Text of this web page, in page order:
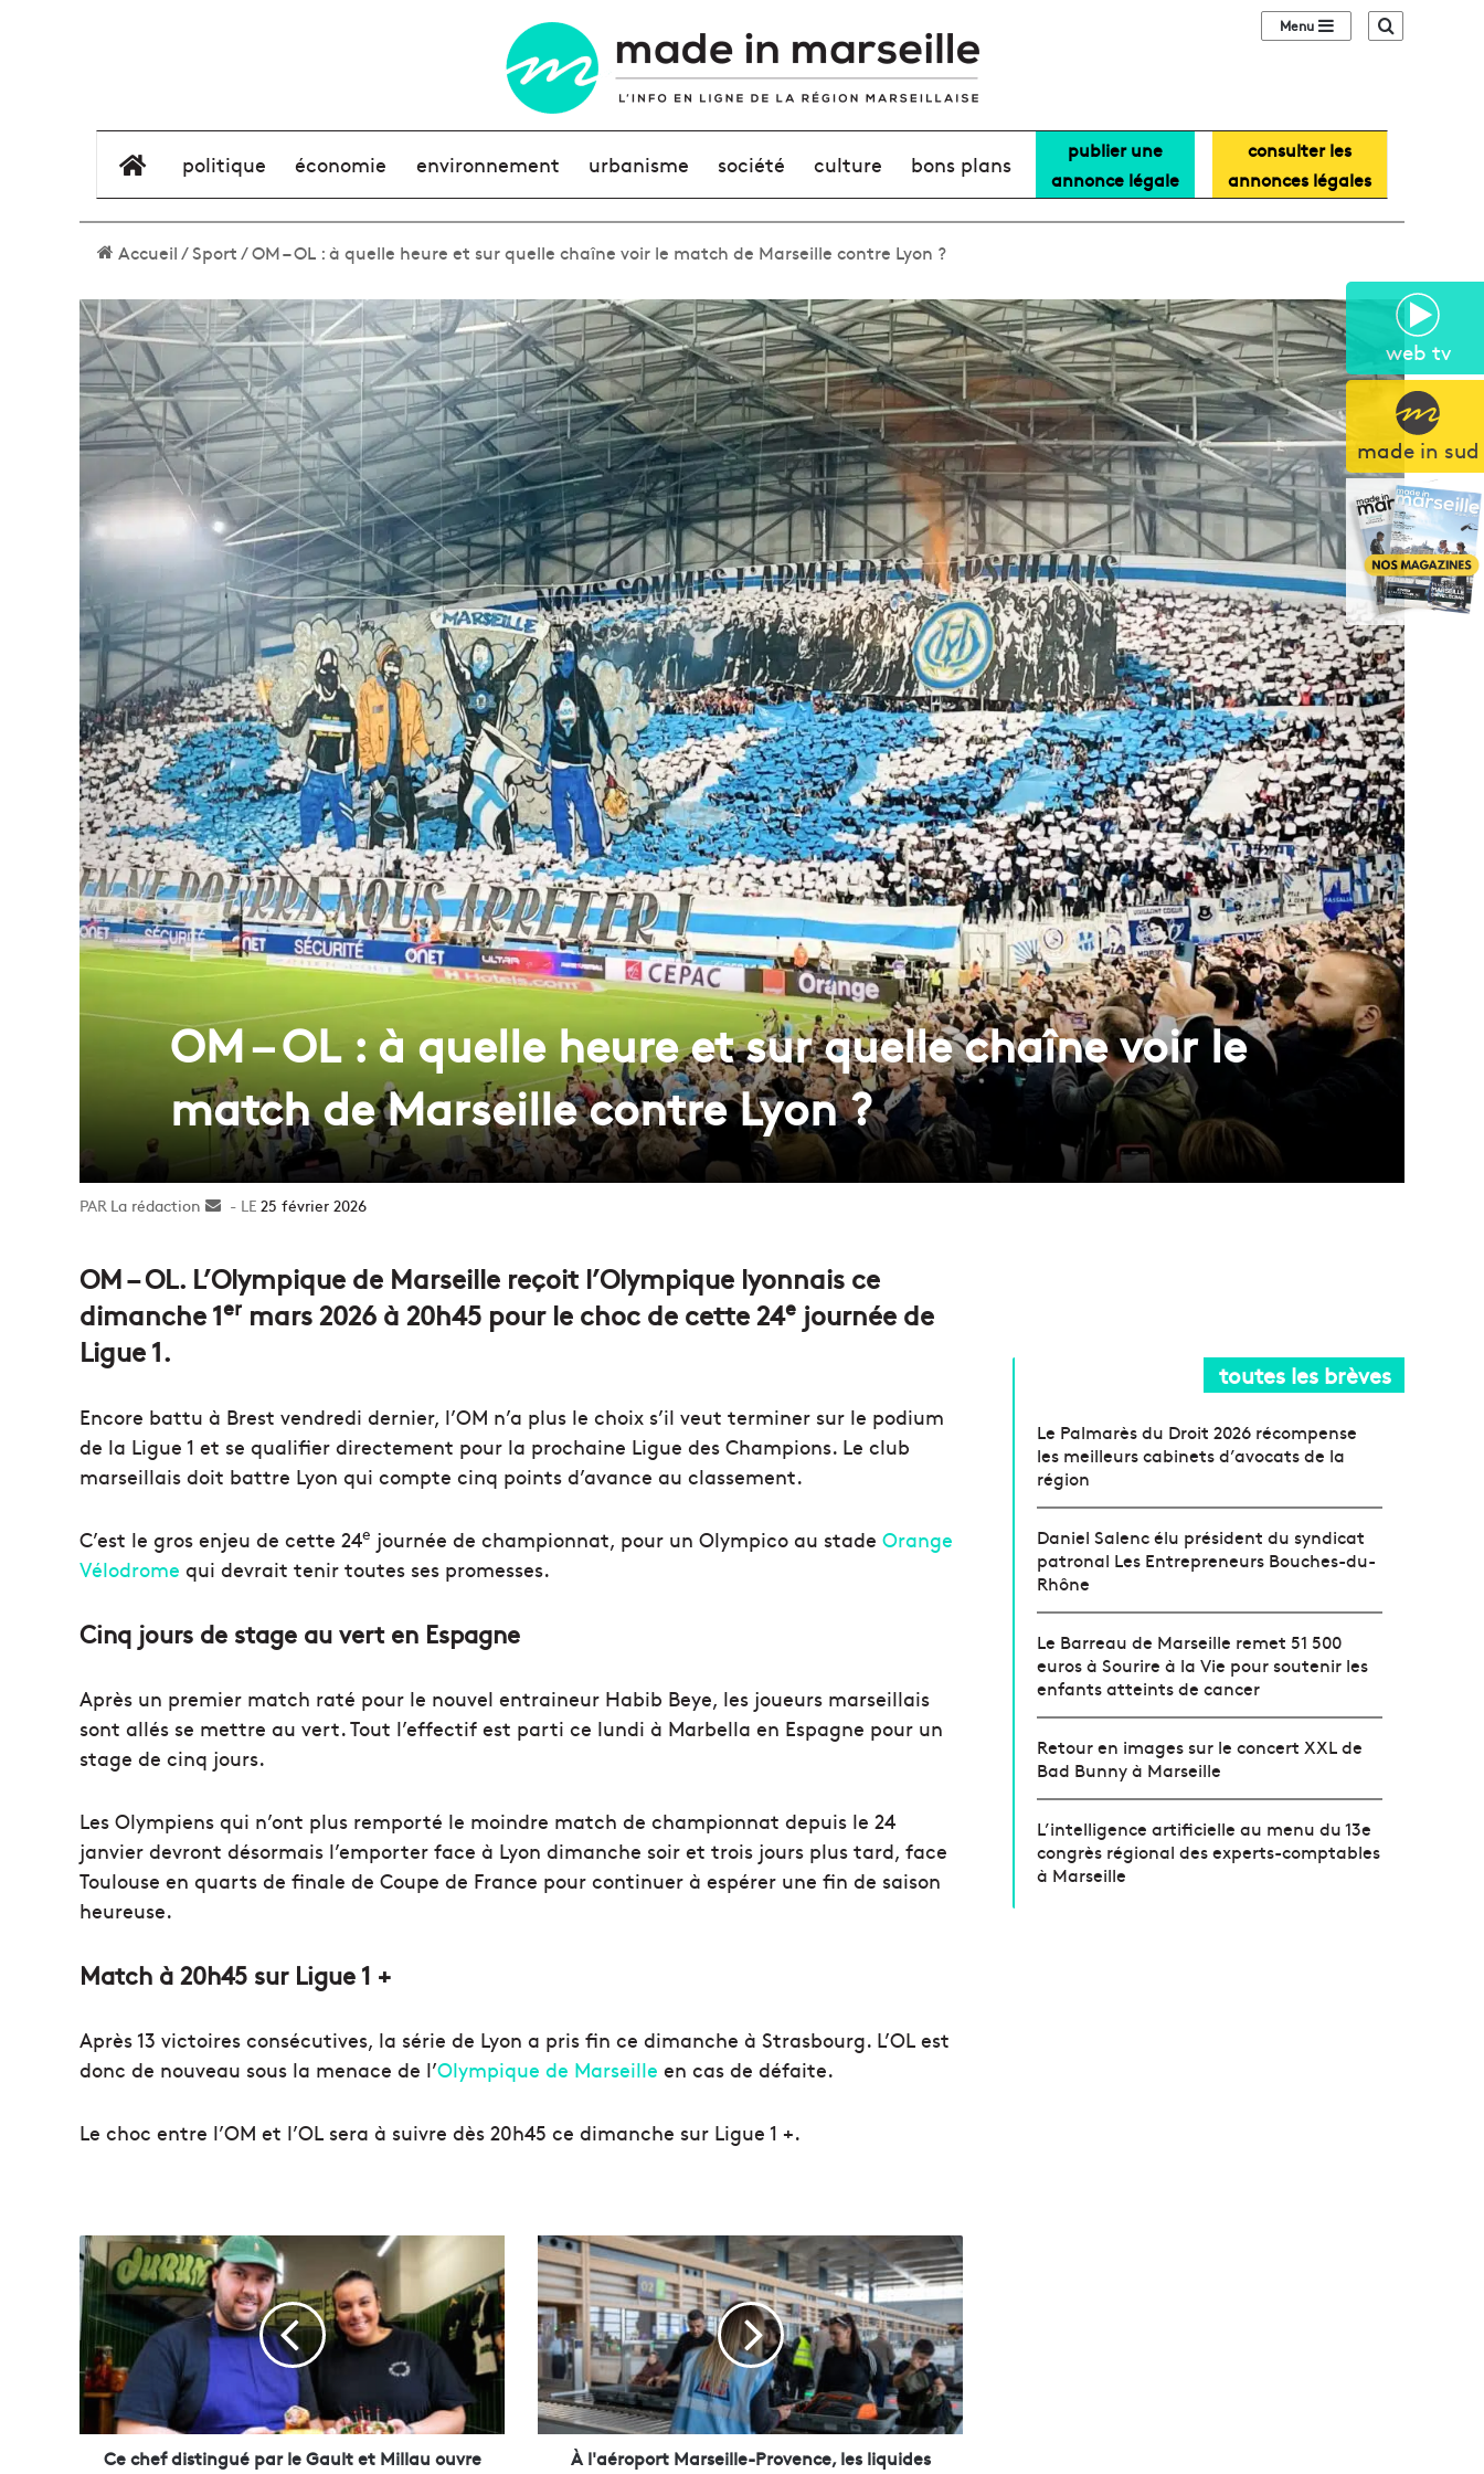
web tv
made in sud
Sidebar (barre
élément de menu
politique économie environnement urbanisme société culture bons plans
publier une
annonce légale
consulter les
annonces légales
Accueil/Sport/OM – OL : à quelle heure et sur quelle chaîne voir le match de Marseille contre Lyon ?
OM – OL : à quelle heure et sur quelle chaîne voir le
match de Marseille contre Lyon ?
La rédaction
Envoyer25 février 2026
OM – OL. L’Olympique de Marseille reçoit l’Olympique lyonnais ce
dimanche 1er mars 2026 à 20h45 pour le choc de cette 24e journée de
Ligue 1.
Encore battu à Brest vendredi dernier, l’OM n’a plus le choix s’il veut terminer sur le podium
de la Ligue 1 et se qualifier directement pour la prochaine Ligue des Champions. Le club
marseillais doit battre Lyon qui compte cinq points d’avance au classement.
C’est le gros enjeu de cette 24e journée de championnat, pour un Olympico au stade Orange
Vélodrome qui devrait tenir toutes ses promesses.
Cinq jours de stage au vert en Espagne
Après un premier match raté pour le nouvel entraineur Habib Beye, les joueurs marseillais
sont allés se mettre au vert. Tout l’effectif est parti ce lundi à Marbella en Espagne pour un
stage de cinq jours.
Les Olympiens qui n’ont plus remporté le moindre match de championnat depuis le 24
janvier devront désormais l’emporter face à Lyon dimanche soir et trois jours plus tard, face
Toulouse en quarts de finale de Coupe de France pour continuer à espérer une fin de saison
heureuse.
Match à 20h45 sur Ligue 1 +
Après 13 victoires consécutives, la série de Lyon a pris fin ce dimanche à Strasbourg. L’OL est
donc de nouveau sous la menace de l’Olympique de Marseille en cas de défaite.
Le choc entre l’OM et l’OL sera à suivre dès 20h45 ce dimanche sur Ligue 1 +.
C
e
c
h
e
f
d
s
Ce chef distingué par le Gault et Millau ouvre
À
l
'
a
é
o
p
o
À l'aéroport Marseille-Provence, les liquides
toutes les brèves
Le Palmarès du Droit 2026 récompense
les meilleurs cabinets d’avocats de la
région
Daniel Salenc élu président du syndicat
patronal Les Entrepreneurs Bouches-du-
Rhône
Le Barreau de Marseille remet 51 500
euros à Sourire à la Vie pour soutenir les
enfants atteints de cancer
Retour en images sur le concert XXL de
Bad Bunny à Marseille
L’intelligence artificielle au menu du 13e
congrès régional des experts-comptables
à Marseille